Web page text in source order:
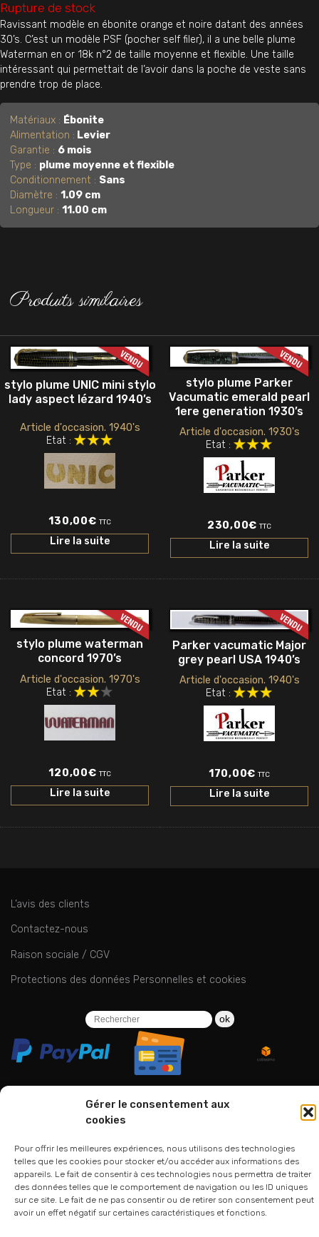
Gérer le consentement aux
cookies
Pour offrir les meilleures expériences, nous utilisons des technologies
telles que les cookies pour stocker et/ou accéder aux informations des
appareils. Le fait de consentir à ces technologies nous permettra de traiter
des données telles que le comportement de navigation ou les ID uniques
sur ce site. Le fait de ne pas consentir ou de retirer son consentement peut
avoir un effet négatif sur certaines caractéristiques et fonctions.
Rupture de stock
Ravissant modèle en ébonite orange et noire datant des années
30’s. C’est un modèle PSF (pocher self filer), il a une belle plume
Waterman en or 18k n°2 de taille moyenne et flexible. Une taille
intéressant qui permettait de l’avoir dans la poche de veste sans
prendre trop de place.
Matériaux : Ébonite
Alimentation : Levier
Garantie : 6 mois
Type : plume moyenne et flexible
Conditionnement : Sans
Diamètre :1.09 cm
Longueur :11.00 cm
Produits similaires
stylo plume UNIC mini stylo
lady aspect lézard 1940’s
Article d'occasion. 1940's
Etat :
130,00€ TTC
Lire la suite
stylo plume Parker
Vacumatic emerald pearl
1ere generation 1930’s
Article d'occasion. 1930's
Etat :
230,00€ TTC
Lire la suite
stylo plume waterman
concord 1970’s
Article d'occasion. 1970's
Etat :
120,00€ TTC
Lire la suite
Parker vacumatic Major
grey pearl USA 1940’s
Article d'occasion. 1940's
Etat :
170,00€ TTC
Lire la suite
L’avis des clients
Contactez-nous
Raison sociale / CGV
Protections des données Personnelles et cookies
ok
01 75 33 00 85